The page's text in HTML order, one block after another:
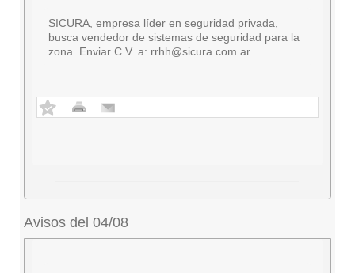
SICURA, empresa líder en seguridad privada,
busca vendedor de sistemas de seguridad para la
zona. Enviar C.V. a: rrhh@sicura.com.ar
Avisos del 04/08